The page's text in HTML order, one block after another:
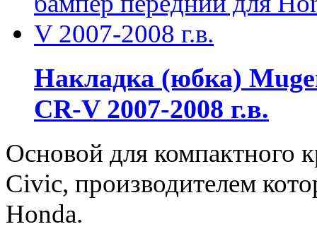
Накладка (юбка)
CR-V 2007-2008 г.в.
Основой для компактного
Civic, производителем
Honda.